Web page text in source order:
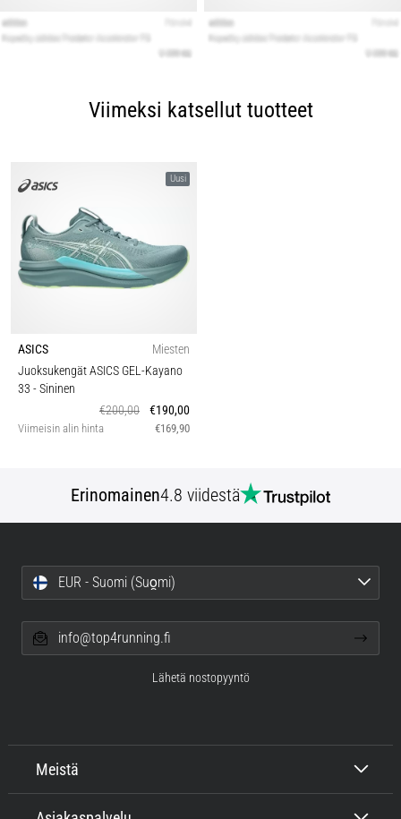
Viimeksi katsellut tuotteet
Uusi
ASICS
Miesten
Juoksukengät ASICS GEL-Kayano
33 - Sininen
€200,00
€190,00
Viimeisin alin hinta €169,90
Erinomainen4.8 viidestä
Meistä
EUR - Suomi (Suo̯mi)
info@top4running.fi
Lähetä nostopyyntö